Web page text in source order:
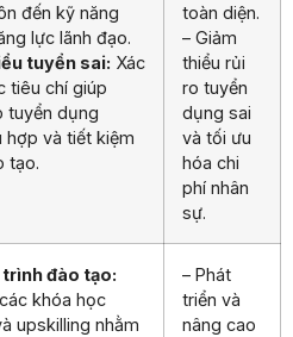
đến kỹ năng
lực lãnh đạo.
tuyển sai: Xác
tiêu chí giúp
tuyển dụng
hợp và tiết kiệm
tạo.
toàn diện.
– Giảm
thiểu rủi
ro tuyển
dụng sai
và tối ưu
hóa chi
phí nhân
sự.
đào tạo:
khóa học
upskilling nhằm
– Phát
triển và
nâng cao